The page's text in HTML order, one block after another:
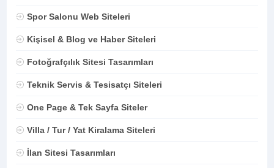
Spor Salonu Web Siteleri
Kişisel & Blog ve Haber Siteleri
Fotoğrafçılık Sitesi Tasarımları
Teknik Servis & Tesisatçı Siteleri
One Page & Tek Sayfa Siteler
Villa / Tur / Yat Kiralama Siteleri
İlan Sitesi Tasarımları